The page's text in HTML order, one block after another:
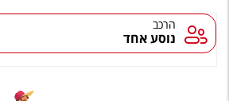
מלונות באילת
טיולים מאורגנים
הרכב
נוסע אחד